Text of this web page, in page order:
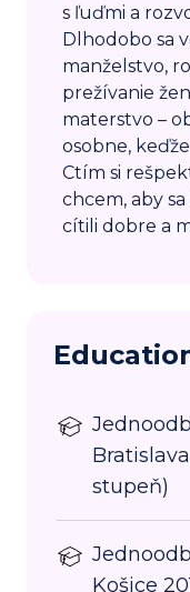
s ľuďmi a
Dlhodobo sa
manželstvo,
prežívanie
materstvo –
osobne,
Ctím si
chcem, aby
cítili dobre a
stupeň)
Košice